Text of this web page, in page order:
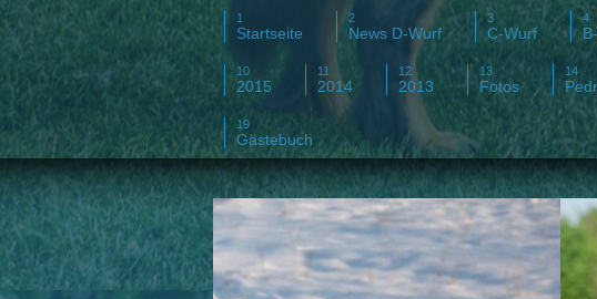
Startseite News D-Wurf C-Wurf
2015 2014 2013 Fotos
Gästebuch